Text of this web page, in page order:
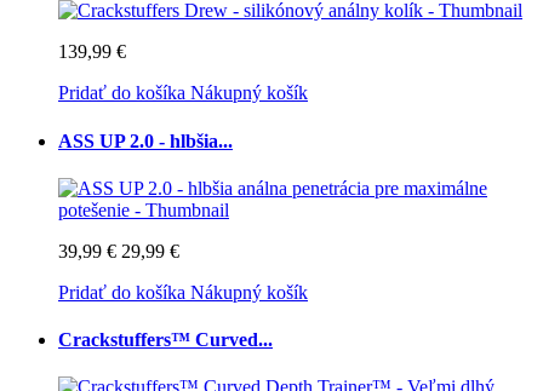
139,99 €
Pridať do košíka Nákupný košík
ASS UP 2.0 - hlbšia...
39,99 € 29,99 €
Pridať do košíka Nákupný košík
Crackstuffers™ Curved...